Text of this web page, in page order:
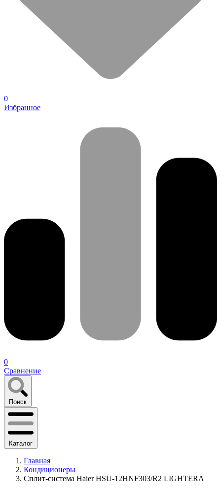
0
Избранное
0
Сравнение
Поиск
Каталог
Главная
Кондиционеры
Сплит-система Haier HSU-12HNF303/R2 LIGHTERA